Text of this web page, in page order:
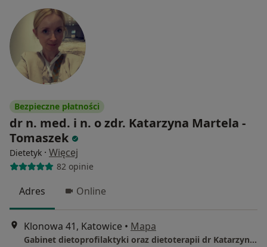
Bezpieczne płatności
dr n. med. i n. o zdr. Katarzyna Martela -
Tomaszek
Dietetyk · Więcej
82 opinie
Adres Online
Klonowa 41, Katowice • Mapa
Gabinet dietoprofilaktyki oraz dietoterapii dr Katarzyna Martela-Tomaszek "DIETETYKA KOBIECA"